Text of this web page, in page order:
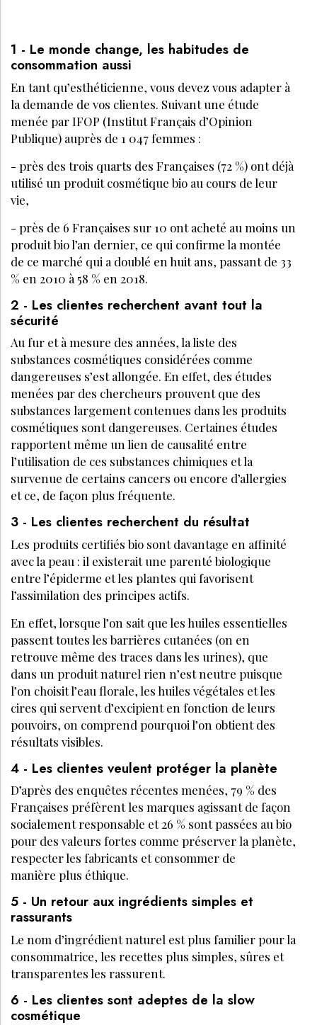
1 - Le monde change, les habitudes de
consommation aussi
En tant qu’esthéticienne, vous devez vous adapter à
la demande de vos clientes. Suivant une étude
menée par IFOP (Institut Français d’Opinion
Publique) auprès de 1 047 femmes :
- près des trois quarts des Françaises (72 %) ont déjà
utilisé un produit cosmétique bio au cours de leur
vie,
- près de 6 Françaises sur 10 ont acheté au moins un
produit bio l’an dernier, ce qui confirme la montée
de ce marché qui a doublé en huit ans, passant de 33
% en 2010 à 58 % en 2018.
2 - Les clientes recherchent avant tout la
sécurité
Au fur et à mesure des années, la liste des
substances cosmétiques considérées comme
dangereuses s’est allongée. En effet, des études
menées par des chercheurs prouvent que des
substances largement contenues dans les produits
cosmétiques sont dangereuses. Certaines études
rapportent même un lien de causalité entre
l’utilisation de ces substances chimiques et la
survenue de certains cancers ou encore d’allergies
et ce, de façon plus fréquente.
3 - Les clientes recherchent du résultat
Les produits certifiés bio sont davantage en affinité
avec la peau : il existerait une parenté biologique
entre l’épiderme et les plantes qui favorisent
l’assimilation des principes actifs.
En effet, lorsque l’on sait que les huiles essentielles
passent toutes les barrières cutanées (on en
retrouve même des traces dans les urines), que
dans un produit naturel rien n’est neutre puisque
l’on choisit l’eau florale, les huiles végétales et les
cires qui servent d’excipient en fonction de leurs
pouvoirs, on comprend pourquoi l’on obtient des
résultats visibles.
4 - Les clientes veulent protéger la planète
D’après des enquêtes récentes menées, 79 % des
Françaises préfèrent les marques agissant de façon
socialement responsable et 26 % sont passées au bio
pour des valeurs fortes comme préserver la planète,
respecter les fabricants et consommer de
manière plus éthique.
5 - Un retour aux ingrédients simples et
rassurants
Le nom d’ingrédient naturel est plus familier pour la
consommatrice, les recettes plus simples, sûres et
transparentes les rassurent.
6 - Les clientes sont adeptes de la slow
cosmétique